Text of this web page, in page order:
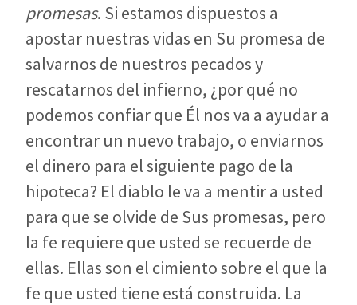
promesas. Si estamos dispuestos a
apostar nuestras vidas en Su promesa de
salvarnos de nuestros pecados y
rescatarnos del infierno, ¿por qué no
podemos confiar que Él nos va a ayudar a
encontrar un nuevo trabajo, o enviarnos
el dinero para el siguiente pago de la
hipoteca? El diablo le va a mentir a usted
para que se olvide de Sus promesas, pero
la fe requiere que usted se recuerde de
ellas. Ellas son el cimiento sobre el que la
fe que usted tiene está construida. La